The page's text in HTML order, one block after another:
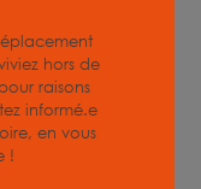
hors de
raisons
informé.e
en vous
!